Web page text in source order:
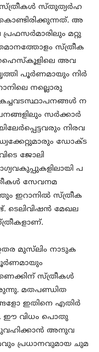
സ്ത്രീകൾ സ്തുത്യർഹ
അ
പ്രഫസർമാരിലും മറ്റു
സ്ത്രീക
ഹൈസ്കൂളിലെ അവ
പൂർണമായും നിർ
നല്ലൊരു
കച്ചവടസ്ഥാപനങ്ങൾ ന
സർക്കാർ
നിരവ
ഡോക്ട
ജോലി
പ
സേവനമ
ഇറാനിൽ സ്ത്രീക
ടെലിവിഷൻ മേഖല
മുസ്‌ലിം നാടുക
സ്ത്രീകൾ
മതപണ്ഡിത
ഇതിനെ എതിർ
ഈ വിധം പൊതു
അനുവ
പ്രധാനവുമായ ചുമ